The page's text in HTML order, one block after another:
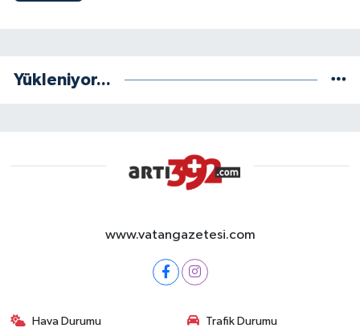
Yükleniyor...
www.vatangazetesi.com
Hava Durumu Trafik Durumu